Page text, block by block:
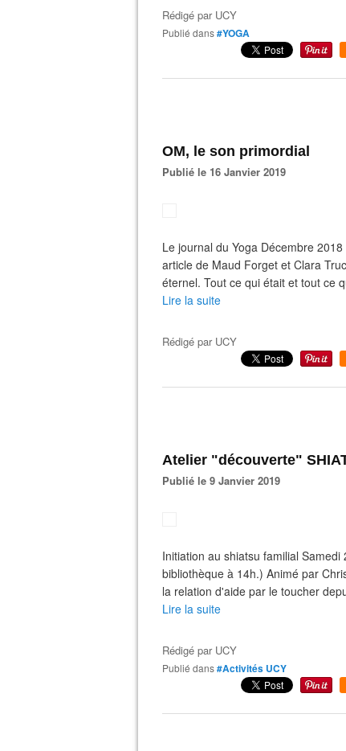
Rédigé par UCY
Publié dans#YOGA
OM, le son primordial
Publié le 16 Janvier 2019
Le journal du Yoga Décembre
article de Maud Forget et Clara
éternel. Tout ce qui était et tout ce
Lire la suite
Rédigé par UCY
Atelier "découverte"
Publié le 9 Janvier 2019
Initiation au shiatsu familial
bibliothèque à 14h.) Animé par
la relation d'aide par le toucher
Lire la suite
Rédigé par UCY
Publié dans#Activités UCY